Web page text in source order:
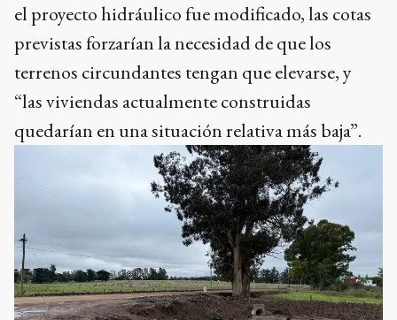
el proyecto hidráulico fue modificado, las cotas
previstas forzarían la necesidad de que los
terrenos circundantes tengan que elevarse, y
“las viviendas actualmente construidas
quedarían en una situación relativa más baja”.